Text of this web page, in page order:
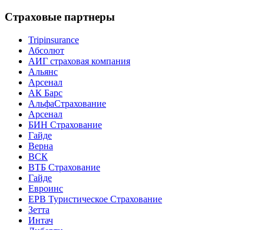
Страховые партнеры
Tripinsurance
Абсолют
АИГ страховая компания
Альянс
Арсенал
АК Барс
АльфаСтрахование
Арсенал
БИН Страхование
Гайде
Верна
ВСК
ВТБ Страхование
Гайде
Евроинс
ЕРВ Туристическое Страхование
Зетта
Интач